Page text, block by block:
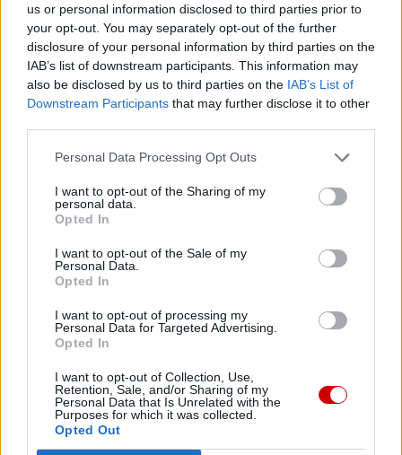
us or personal information disclosed to third parties prior to
your opt-out. You may separately opt-out of the further
disclosure of your personal information by third parties on the
IAB’s list of downstream participants. This information may
also be disclosed by us to third parties on the IAB’s List of
Downstream Participants that may further disclose it to other
Personal Data Processing Opt Outs
I want to opt-out of the Sharing of my
personal data.
Opted In
I want to opt-out of the Sale of my
Personal Data.
Opted In
I want to opt-out of processing my
Personal Data for Targeted Advertising.
Opted In
I want to opt-out of Collection, Use,
Retention, Sale, and/or Sharing of my
Personal Data that Is Unrelated with the
Purposes for which it was collected.
Opted Out
1 2 3 …
6
Następna
Najnowsze
08 sierpnia 2026 | 21:07
Coca-Cola dyskryminuje Jezusa Króla?
08 sierpnia 2026 | 20:19
Siostra Wolfers: w czasach kryzysu radość ma siłę polityczną
08 sierpnia 2026 | 19:04
SIGNIS 2026: komunikacja w służbie Ewangelii
08 sierpnia 2026 | 18:23
Papież: w św. Agacie kontemplujemy zwycięstwo miłości nad
śmiercią
08 sierpnia 2026 | 16:32